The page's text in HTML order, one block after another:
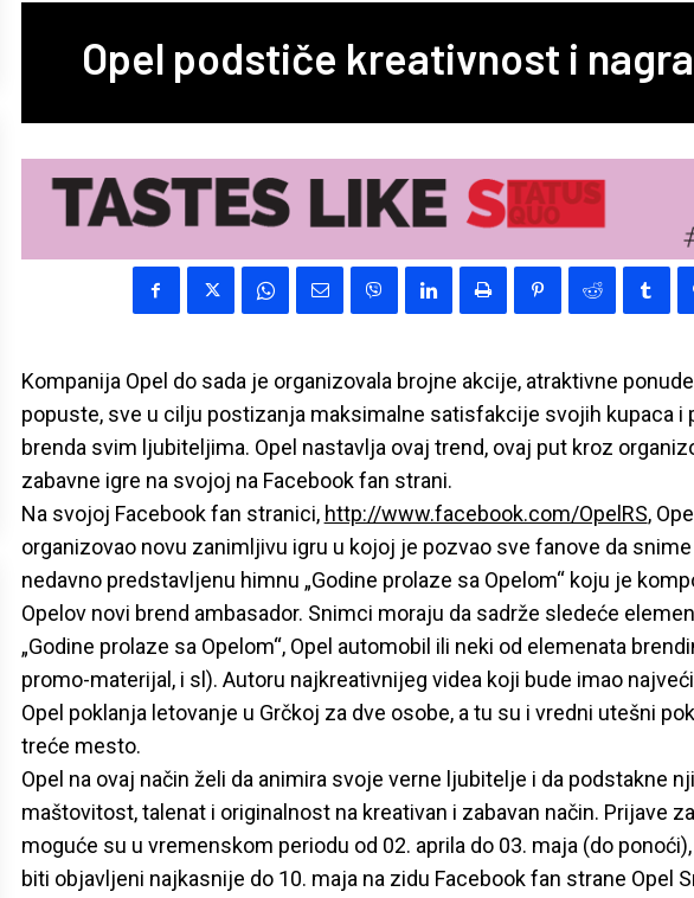
Opel podstiče kreativnost i
Kompanija Opel do sada je organizovala brojne akcije, atraktivne
popuste, sve u cilju postizanja maksimalne satisfakcije svojih kupaca i
brenda svim ljubiteljima. Opel nastavlja ovaj trend, ovaj put kroz
zabavne igre na svojoj na Facebook fan strani.
Na svojoj Facebook fan stranici, http://www.facebook.com/OpelRS,
organizovao novu zanimljivu igru u kojoj je pozvao sve fanove da
nedavno predstavljenu himnu „Godine prolaze sa Opelom“ koju je
Opelov novi brend ambasador. Snimci moraju da sadrže sledeće
„Godine prolaze sa Opelom“, Opel automobil ili neki od elemenata
promo-materijal, i sl). Autoru najkreativnijeg videa koji bude imao
Opel poklanja letovanje u Grčkoj za dve osobe, a tu su i vredni utešni
treće mesto.
Opel na ovaj način želi da animira svoje verne ljubitelje i da podstakne
maštovitost, talenat i originalnost na kreativan i zabavan način. Prijave
moguće su u vremenskom periodu od 02. aprila do 03. maja (do
biti objavljeni najkasnije do 10. maja na zidu Facebook fan strane Opel